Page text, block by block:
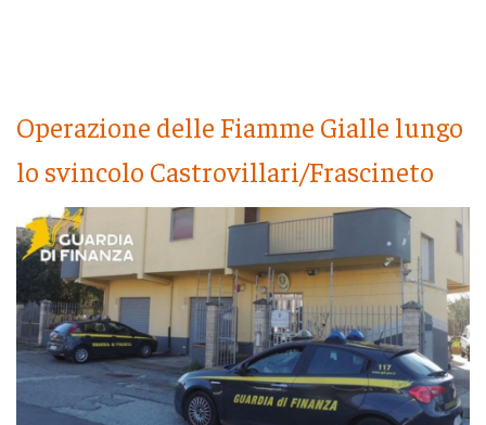
Operazione delle Fiamme Gialle lungo
lo svincolo Castrovillari/Frascineto